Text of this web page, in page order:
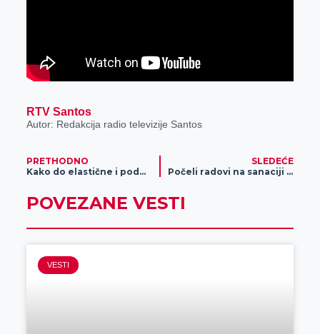
RTV Santos
Autor: Redakcija radio televizije Santos
PRETHODNO
Kako do elastične i podmlađene kože?
SLEDEĆE
Počeli radovi na sanaciji plućne bolnice
POVEZANE VESTI
VESTI